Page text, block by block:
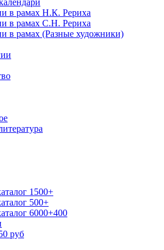
в рамах Н.К. Рериха
в рамах С.Н. Рериха
в рамах (Разные художники)
1500+
500+
6000+400
руб